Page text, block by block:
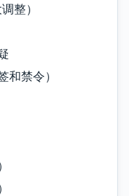
整）
和禁令）